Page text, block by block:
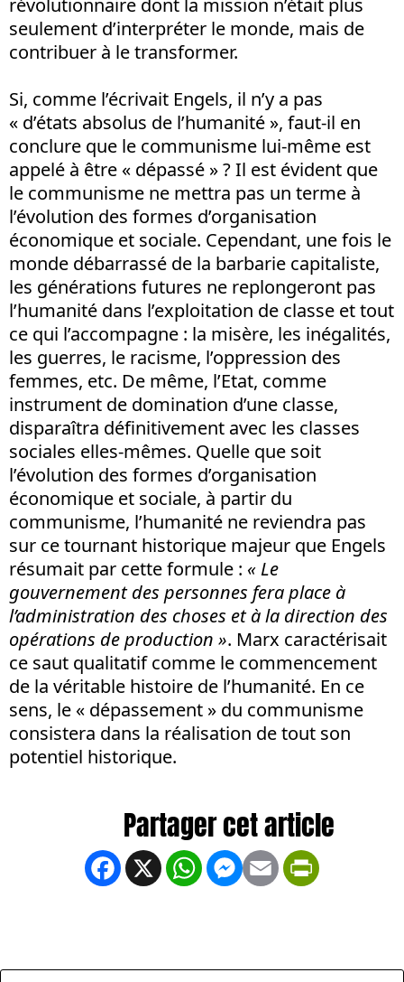
révolutionnaire dont la mission n’était plus
seulement d’interpréter le monde, mais de
contribuer à le transformer.
Si, comme l’écrivait Engels, il n’y a pas
« d’états absolus de l’humanité », faut-il en
conclure que le communisme lui-même est
appelé à être « dépassé » ? Il est évident que
le communisme ne mettra pas un terme à
l’évolution des formes d’organisation
économique et sociale. Cependant, une fois le
monde débarrassé de la barbarie capitaliste,
les générations futures ne replongeront pas
l’humanité dans l’exploitation de classe et tout
ce qui l’accompagne : la misère, les inégalités,
les guerres, le racisme, l’oppression des
femmes, etc. De même, l’Etat, comme
instrument de domination d’une classe,
disparaîtra définitivement avec les classes
sociales elles-mêmes. Quelle que soit
l’évolution des formes d’organisation
économique et sociale, à partir du
communisme, l’humanité ne reviendra pas
sur ce tournant historique majeur que Engels
résumait par cette formule : « Le
gouvernement des personnes fera place à
l’administration des choses et à la direction des
opérations de production ». Marx caractérisait
ce saut qualitatif comme le commencement
de la véritable histoire de l’humanité. En ce
sens, le « dépassement » du communisme
consistera dans la réalisation de tout son
potentiel historique.
Facebook
X WhatsApp
Messenger
Email